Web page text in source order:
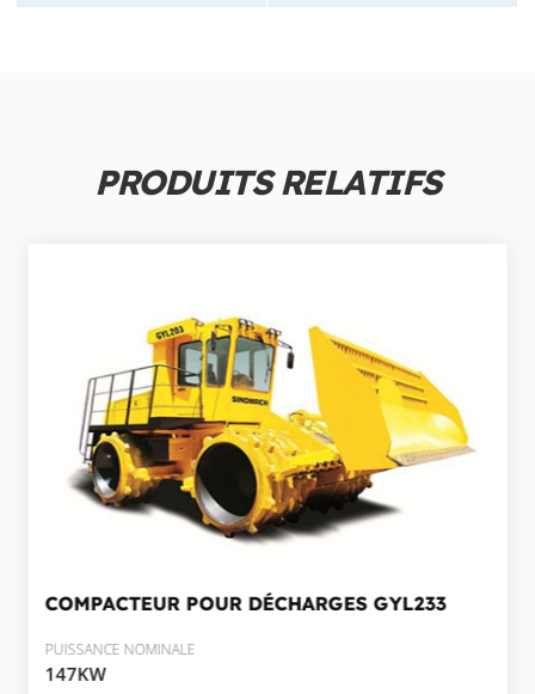
PRODUITS RELATIFS
COMPACTEUR POUR DÉCHARGESGYL233
PUISSANCE NOMINALE
147KW